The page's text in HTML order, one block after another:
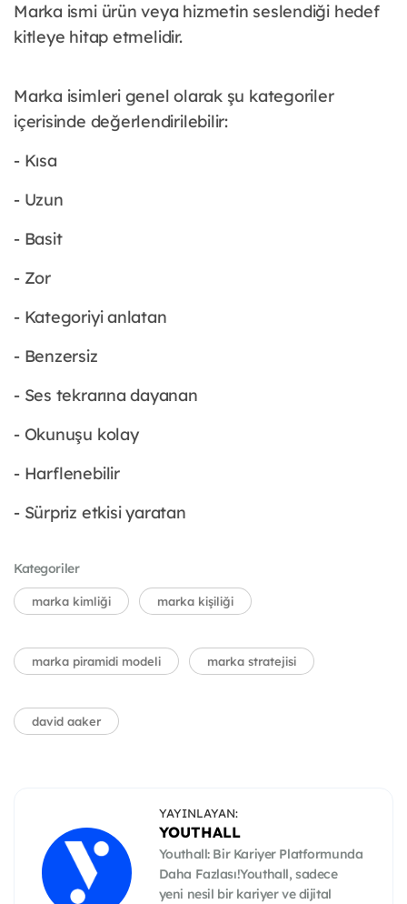
Marka ismi ürün veya hizmetin seslendiği hedef
kitleye hitap etmelidir.
Marka isimleri genel olarak şu kategoriler
içerisinde değerlendirilebilir:
- Kısa
- Uzun
- Basit
- Zor
- Kategoriyi anlatan
- Benzersiz
- Ses tekrarına dayanan
- Okunuşu kolay
- Harflenebilir
- Sürpriz etkisi yaratan
Kategoriler
marka kimliği marka kişiliği
marka piramidi modeli marka stratejisi
david aaker
YAYINLAYAN:
YOUTHALL
Youthall: Bir Kariyer Platformunda
Daha Fazlası!Youthall, sadece
yeni nesil bir kariyer ve dijital